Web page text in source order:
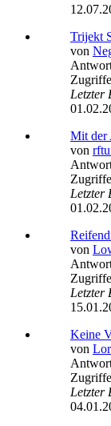
Trijekt
von
Letzter
Mit der
von
Letzter
von
Letzter
Keine
von
Letzter